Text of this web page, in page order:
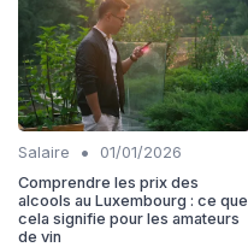
Salaire •
01/01/2026
Comprendre les prix des
alcools au Luxembourg : ce que
cela signifie pour les amateurs
de vin